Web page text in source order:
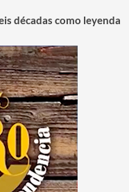
décadas como leyenda